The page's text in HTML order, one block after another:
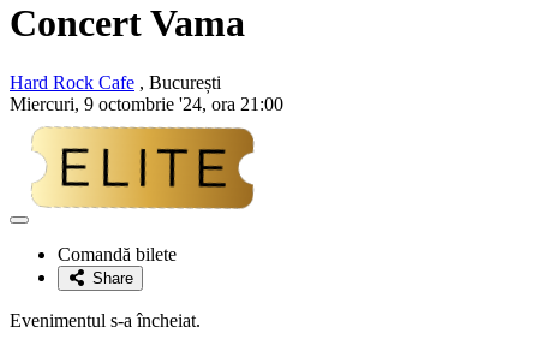
Concert Vama
Hard Rock Cafe , București
Miercuri, 9 octombrie '24, ora 21:00
Adaugă
favoriteComandă bilete
Share
Evenimentul s-a încheiat.